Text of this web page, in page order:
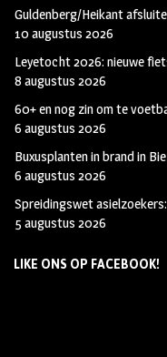
Guldenberg/Heikant
10 augustus 2026
Leyetocht 2026: nieuwe
8 augustus 2026
60+ en nog zin om te
6 augustus 2026
Buxusplanten in brand in
6 augustus 2026
Spreidingswet
5 augustus 2026
LIKE ONS OP FACEBOOK!